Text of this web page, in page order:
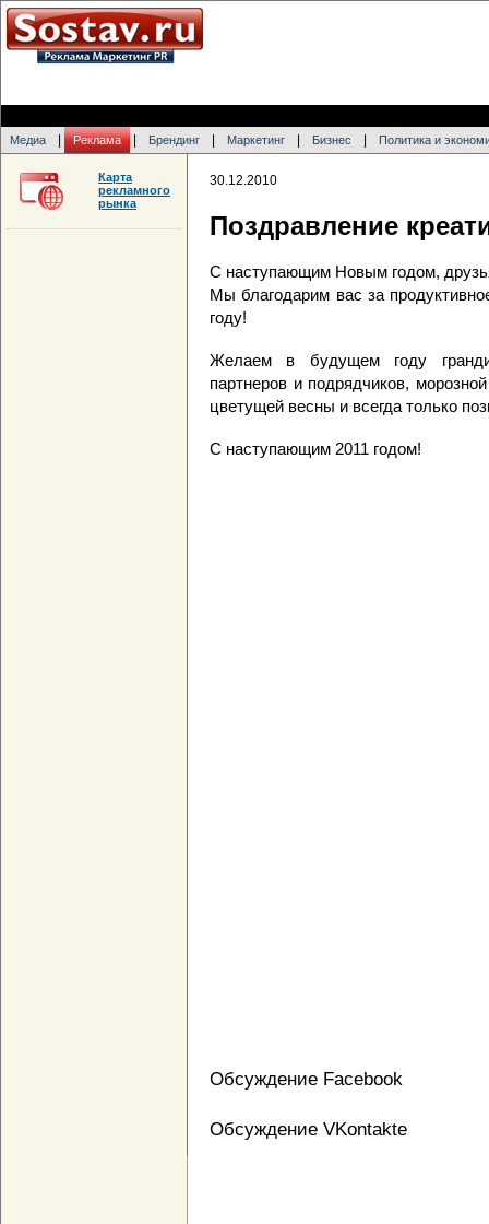
Медиа Реклама Брендинг Маркетинг Бизнес Политика и
30.12.2010
Поздравление
С наступающим Новым годом,
Мы благодарим вас за
году!
Желаем в будущем году
партнеров и подрядчиков,
цветущей весны и всегда только
С наступающим 2011 годом!
Обсуждение Facebook
Обсуждение VKontakte
Карта
рекламного
рынка